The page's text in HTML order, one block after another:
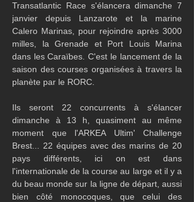
Transatlantic Race s'élancera dimanche 7
janvier depuis Lanzarote et la marine
Calero Marinas, pour rejoindre après 3000
milles, la Grenade et Port Louis Marina
dans les Caraïbes. C'est le lancement de la
saison des courses organisées à travers la
planète par le RORC.
Ils seront 22 concurrents à s'élancer
dimanche à 13 h, quasiment au même
moment que l'ARKEA Ultim' Challenge
Brest... 22 équipes avec des marins de 20
pays différents, ici on est dans
l'internationale de la course au large et il y a
du beau monde sur la ligne de départ, aussi
bien côté monocoques, que celui des